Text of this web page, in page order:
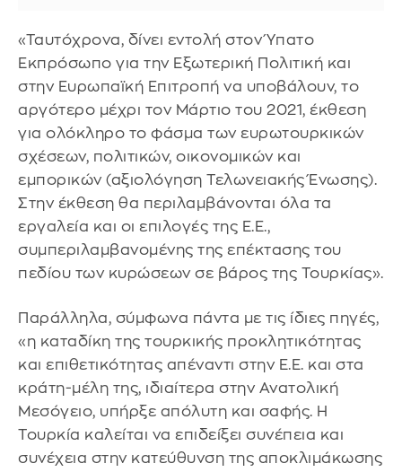
«Ταυτόχρονα, δίνει εντολή στον Ύπατο
Εκπρόσωπο για την Εξωτερική Πολιτική και
στην Ευρωπαϊκή Επιτροπή να υποβάλουν, το
αργότερο μέχρι τον Μάρτιο του 2021, έκθεση
για ολόκληρο το φάσμα των ευρωτουρκικών
σχέσεων, πολιτικών, οικονομικών και
εμπορικών (αξιολόγηση Τελωνειακής Ένωσης).
Στην έκθεση θα περιλαμβάνονται όλα τα
εργαλεία και οι επιλογές της Ε.Ε.,
συμπεριλαμβανομένης της επέκτασης του
πεδίου των κυρώσεων σε βάρος της Τουρκίας».
Παράλληλα, σύμφωνα πάντα με τις ίδιες πηγές,
«η καταδίκη της τουρκικής προκλητικότητας
και επιθετικότητας απέναντι στην Ε.Ε. και στα
κράτη-μέλη της, ιδιαίτερα στην Ανατολική
Μεσόγειο, υπήρξε απόλυτη και σαφής. Η
Τουρκία καλείται να επιδείξει συνέπεια και
συνέχεια στην κατεύθυνση της αποκλιμάκωσης